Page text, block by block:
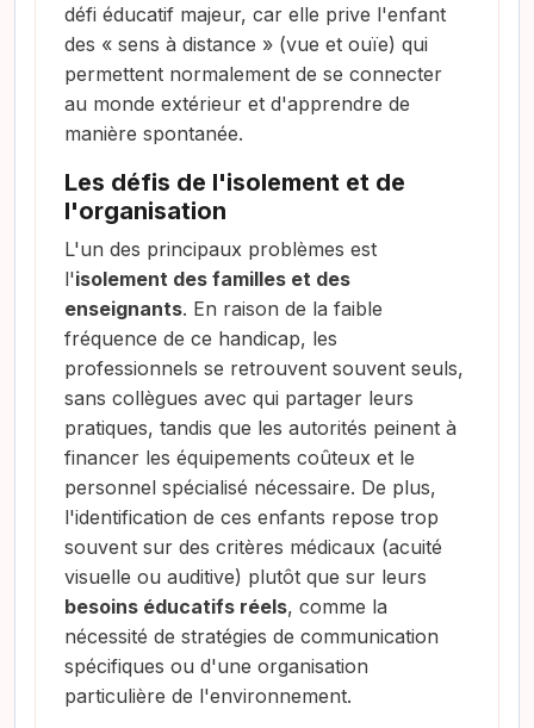
défi éducatif majeur, car elle prive l'enfant
des « sens à distance » (vue et ouïe) qui
permettent normalement de se connecter
au monde extérieur et d'apprendre de
manière spontanée.
Les défis de l'isolement et de
l'organisation
L'un des principaux problèmes est
l'isolement des familles et des
enseignants. En raison de la faible
fréquence de ce handicap, les
professionnels se retrouvent souvent seuls,
sans collègues avec qui partager leurs
pratiques, tandis que les autorités peinent à
financer les équipements coûteux et le
personnel spécialisé nécessaire. De plus,
l'identification de ces enfants repose trop
souvent sur des critères médicaux (acuité
visuelle ou auditive) plutôt que sur leurs
besoins éducatifs réels, comme la
nécessité de stratégies de communication
spécifiques ou d'une organisation
particulière de l'environnement.